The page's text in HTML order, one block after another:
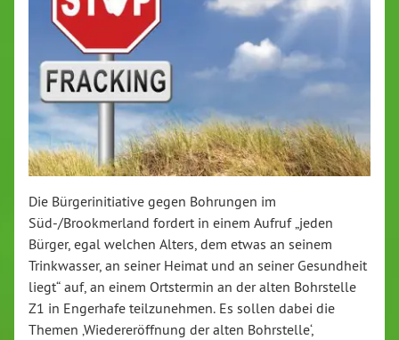
Die Bürgerinitiative gegen Bohrungen im
Süd-/Brookmerland fordert in einem Aufruf „jeden
Bürger, egal welchen Alters, dem etwas an seinem
Trinkwasser, an seiner Heimat und an seiner Gesundheit
liegt“ auf, an einem Ortstermin an der alten Bohrstelle
Z1 in Engerhafe teilzunehmen. Es sollen dabei die
Themen ‚Wiedereröffnung der alten Bohrstelle‘,